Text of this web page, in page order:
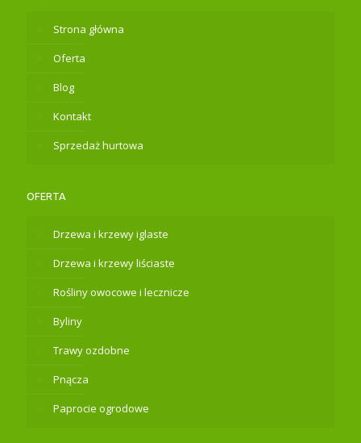
Strona główna
Oferta
Blog
Kontakt
Sprzedaż hurtowa
OFERTA
Drzewa i krzewy iglaste
Drzewa i krzewy liściaste
Rośliny owocowe i lecznicze
Byliny
Trawy ozdobne
Pnącza
Paprocie ogrodowe